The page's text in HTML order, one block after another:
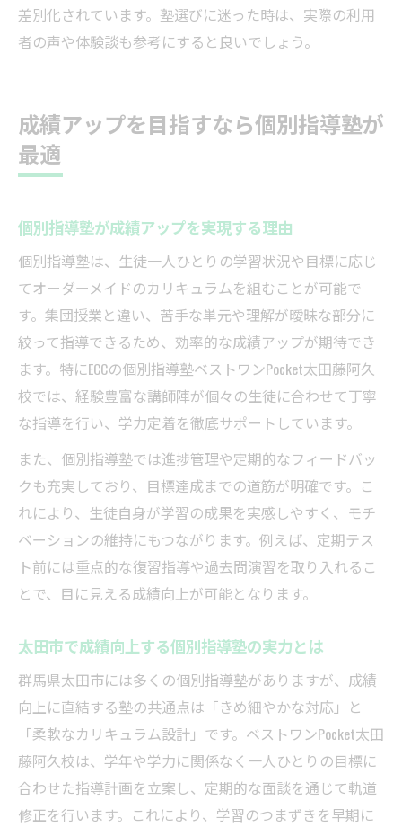
差別化されています。塾選びに迷った時は、実際の利用
者の声や体験談も参考にすると良いでしょう。
成績アップを目指すなら個別指導塾が
最適
個別指導塾が成績アップを実現する理由
個別指導塾は、生徒一人ひとりの学習状況や目標に応じ
てオーダーメイドのカリキュラムを組むことが可能で
す。集団授業と違い、苦手な単元や理解が曖昧な部分に
絞って指導できるため、効率的な成績アップが期待でき
ます。特にECCの個別指導塾ベストワンPocket太田藤阿久
校では、経験豊富な講師陣が個々の生徒に合わせて丁寧
な指導を行い、学力定着を徹底サポートしています。
また、個別指導塾では進捗管理や定期的なフィードバッ
クも充実しており、目標達成までの道筋が明確です。こ
れにより、生徒自身が学習の成果を実感しやすく、モチ
ベーションの維持にもつながります。例えば、定期テス
ト前には重点的な復習指導や過去問演習を取り入れるこ
とで、目に見える成績向上が可能となります。
太田市で成績向上する個別指導塾の実力とは
群馬県太田市には多くの個別指導塾がありますが、成績
向上に直結する塾の共通点は「きめ細やかな対応」と
「柔軟なカリキュラム設計」です。ベストワンPocket太田
藤阿久校は、学年や学力に関係なく一人ひとりの目標に
合わせた指導計画を立案し、定期的な面談を通じて軌道
修正を行います。これにより、学習のつまずきを早期に